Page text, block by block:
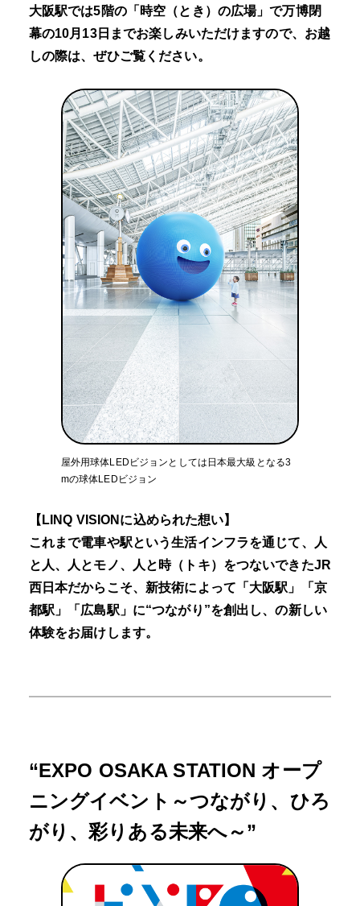
大阪駅では5階の「時空（とき）の広場」で万博閉
幕の10月13日までお楽しみいただけますので、お越
しの際は、ぜひご覧ください。
屋外用球体LEDビジョンとしては日本最大級となる3
mの球体LEDビジョン
【LINQ VISIONに込められた想い】
これまで電車や駅という生活インフラを通じて、人
と人、人とモノ、人と時（トキ）をつないできたJR
西日本だからこそ、新技術によって「大阪駅」「京
都駅」「広島駅」に“つながり”を創出し、の新しい
体験をお届けします。
“EXPO OSAKA STATION オープ
ニングイベント～つながり、ひろ
がり、彩りある未来へ～”